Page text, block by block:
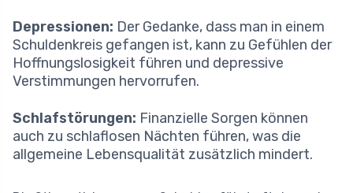
Depressionen: Der Gedanke, dass man in einem
Schuldenkreis gefangen ist, kann zu Gefühlen der
Hoffnungslosigkeit führen und depressive
Verstimmungen hervorrufen.
Schlafstörungen: Finanzielle Sorgen können
auch zu schlaflosen Nächten führen, was die
allgemeine Lebensqualität zusätzlich mindert.